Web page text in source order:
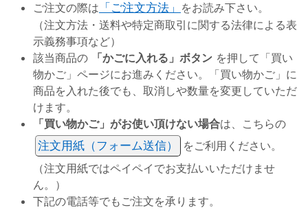
ご注文の際は 「ご注文方法」 をお読み下さい。
（注文方法・送料や特定商取引に関する法律による表
示義務事項など）
該当商品の
「かごに入れる」ボタン を押して「買い
物かご」ページにお進みください。「買い物かご」に
商品を入れた後でも、取消しや数量を変更していただ
けます。
「買い物かご」がお使い頂けない場合は、こちらの
注文用紙（フォーム送信）
をご利用ください。
（注文用紙ではペイペイでお支払いいただけませ
ん。）
下記の電話等でもご注文を承ります。